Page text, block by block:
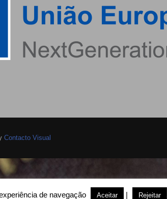
Contacto Visual
de navegação Aceitar | Rejeitar